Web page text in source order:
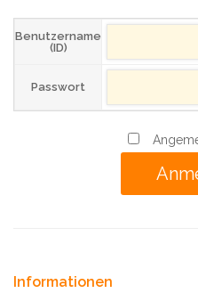
Benutzername
(ID)
Passwort
Informationen